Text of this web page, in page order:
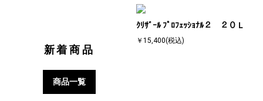
新着商品
商品一覧
ｸﾘｻﾞｰﾙ ﾌﾟﾛﾌｪｯｼｮﾅﾙ２ ２０Ｌ
￥15,400(税込)